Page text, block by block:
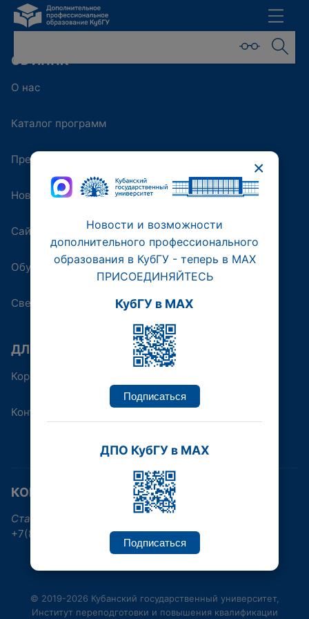
ОБ ИППК
О нас
Каталог программ
Преподаватели
Новости
Сайт университета
Обучающая платформа
Сведения об образовательной организации
ДЛЯ КОГО
Корпоративным клиентам
Контакты
КОНТАКТНАЯ ИНФОРМАЦИЯ
Ставропольская улица, 149, Краснодар
+7(861)219-96-38, +7(861)992-17-30
© 2019-2026 Кубанский государственный университет,
Институт переподготовки и повышения квалификации
×
Новости и возможности
дополнительного профессионального
образования в КубГУ - теперь в МАХ
ПРИСОЕДИНЯЙТЕСЬ
КубГУ в MAX
Подписаться
ДПО КубГУ в MAX
Подписаться